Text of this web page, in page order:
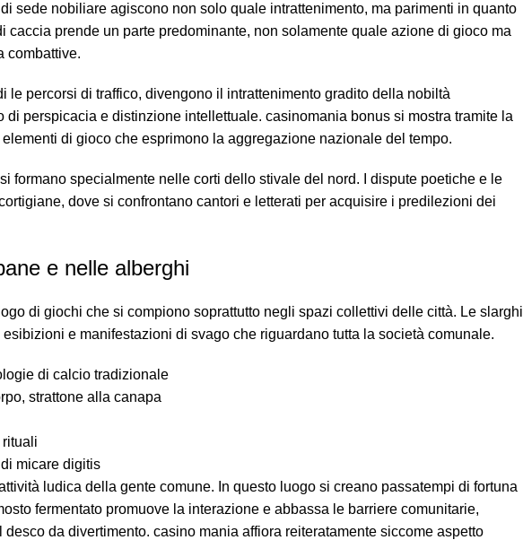
sede nobiliare agiscono non solo quale intrattenimento, ma parimenti in quanto
prende un parte predominante, non solamente quale azione di gioco ma
combattive.
percorsi di traffico, divengono il intrattenimento gradito della nobiltà
perspicacia e distinzione intellettuale. casinomania bonus si mostra tramite la
di gioco che esprimono la aggregazione nazionale del tempo.
formano specialmente nelle corti dello stivale del nord. I dispute poetiche e le
dove si confrontano cantori e letterati per acquisire i predilezioni dei
e nelle alberghi
di giochi che si compiono soprattutto negli spazi collettivi delle città. Le slarghi
e manifestazioni di svago che riguardano tutta la società comunale.
di calcio tradizionale
strattone alla canapa
micare digitis
ludica della gente comune. In questo luogo si creano passatempi di fortuna
fermentato promuove la interazione e abbassa le barriere comunitarie,
da divertimento. casino mania affiora reiteratamente siccome aspetto